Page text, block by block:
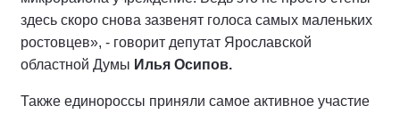
здесь скоро снова зазвенят голоса самых маленьких
ростовцев», - говорит депутат Ярославской
областной Думы Илья Осипов.
Также единороссы приняли самое активное участие